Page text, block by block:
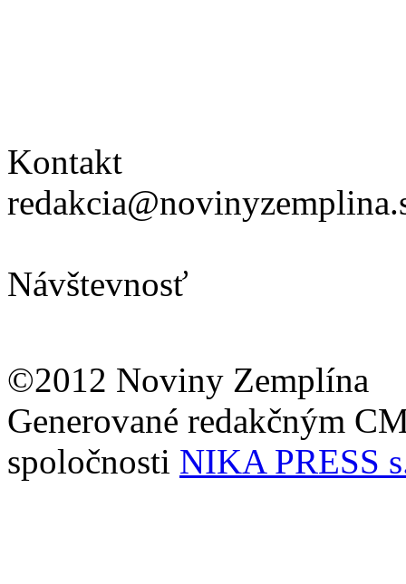
Kontakt
Návštevnosť
©2012 Noviny Zemplína
Generované redakčným
spoločnosti NIKA PRESS